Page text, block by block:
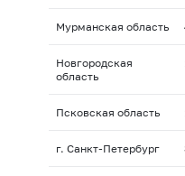
Мурманская область
Новгородская
область
Псковская область
г. Санкт-Петербург